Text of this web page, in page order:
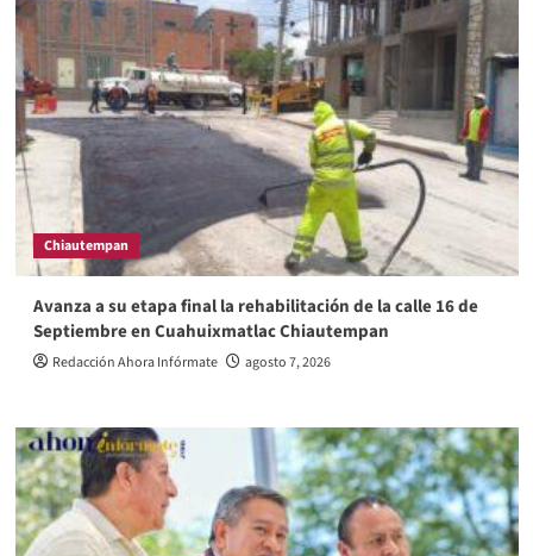
Chiautempan
Avanza a su etapa final la rehabilitación de la calle 16 de
Septiembre en Cuahuixmatlac Chiautempan
Redacción Ahora Infórmate agosto 7, 2026